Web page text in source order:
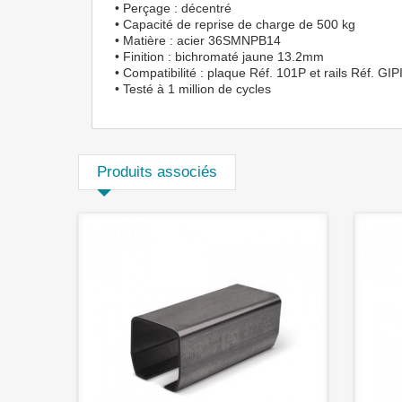
• Perçage : décentré
• Capacité de reprise de charge de 500 kg
• Matière : acier 36SMNPB14
• Finition : bichromaté jaune 13.2mm
• Compatibilité : plaque Réf. 101P et rails Réf.
• Testé à 1 million de cycles
Produits associés